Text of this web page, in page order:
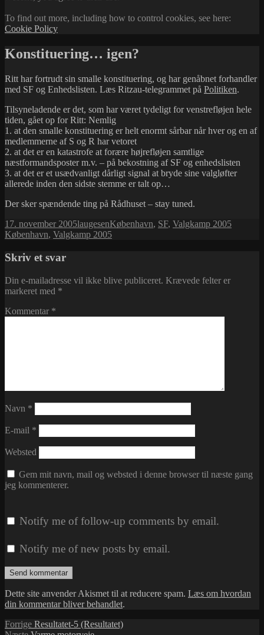
To find out more, including how to control cookies, see here:
Cookie Policy
Konstituering… igen?
Ritt har fortrudt sin smalle konstituering, og har genåbnet forhandler
med SF og Enhedslisten. Læs Ritzau-telegrammet på Politiken.
Tilsyneladende er det, som har været tydeligt for venstrefløjen hele
tiden, gået op for Ritt: Nemlig
1. at den smalle konstituering er helt enormt sårbar når hver og en af
medlemmerne af S og R har vetoret
2. at det er en katastrofe at forære højrefløjen samtlige
næstformandsposter m.v. – på bekostning af SF og enhedslisten
3. at det er et usædvanligt dårligt signal at bryde sine valgløfter
allerede inden den sidste stemme er talt op…
Der sker spændende ting på Rådhuset – stay tuned.
Udgivet
i
17. november 2005Forfatter
laugesenKategorier
København, SF, Valgkamp 2005Tags
København, Valgkamp 2005
Skriv et svar
Din e-mailadresse vil ikke blive publiceret. Krævede felter er
markeret med *
Kommentar *
Navn *
E-mail *
Websted
Gem mit navn, mail og websted i denne browser til næste gang
jeg kommenterer.
Notify me of follow-up comments by email.
Notify me of new posts by email.
Dette site anvender Akismet til at reducere spam. Læs om hvordan
din kommentar bliver behandlet.
Indlægsnavigation
Forrige Forrige
Resultatet-5 (Resultatet)